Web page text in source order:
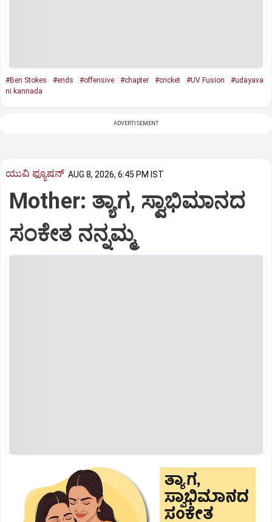
#Ben Stokes #ends #offensive #chapter #cricket #UV Fusion
#udayava
ni kannada
ADVERTISEMENT
ಯುವಿ ಫ್ಯೂಷನ್ AUG 8, 2026, 6:45 PM IST
Mother: ತ್ಯಾಗ, ಸ್ವಾಭಿಮಾನದ
ಸಂಕೇತ ನನ್ನಮ್ಮ